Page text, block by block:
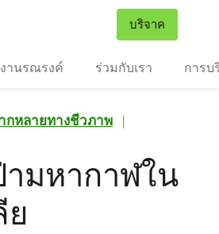
บริจาค
งานรณรงค์ ร่วมกับเรา การบ
กหลายทางชีวภาพ
|
มหากาฬใน
ย